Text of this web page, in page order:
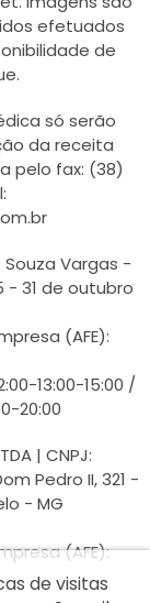
efetuados
de
só serão
da receita
pelo fax: (38)
Vargas -
- 31 de outubro
(AFE):
13:00-15:00 /
20:00
| CNPJ:
Pedro II, 321 -
- MG
(AFE):
de visitas